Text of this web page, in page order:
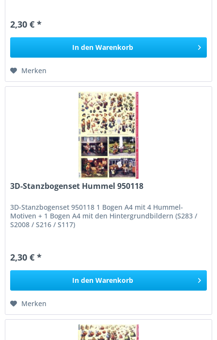
2,30 € *
In den Warenkorb
Merken
3D-Stanzbogenset Hummel 950118
3D-Stanzbogenset 950118 1 Bogen A4 mit 4 Hummel-
Motiven + 1 Bogen A4 mit den Hintergrundbildern (S283 /
S2008 / S216 / S117)
2,30 € *
In den Warenkorb
Merken